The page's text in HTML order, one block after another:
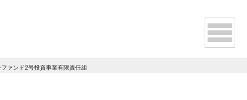
ァンド2号投資事業有限責任組合」、きらぼし銀行から資金調達を実施